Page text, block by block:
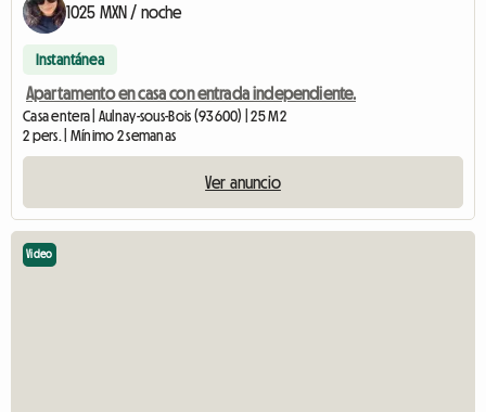
1025 MXN / noche
Instantánea
Apartamento en casa con entrada independiente.
Casa entera | Aulnay-sous-Bois (93600) | 25 M2
2 pers. | Mínimo 2 semanas
Ver anuncio
Video